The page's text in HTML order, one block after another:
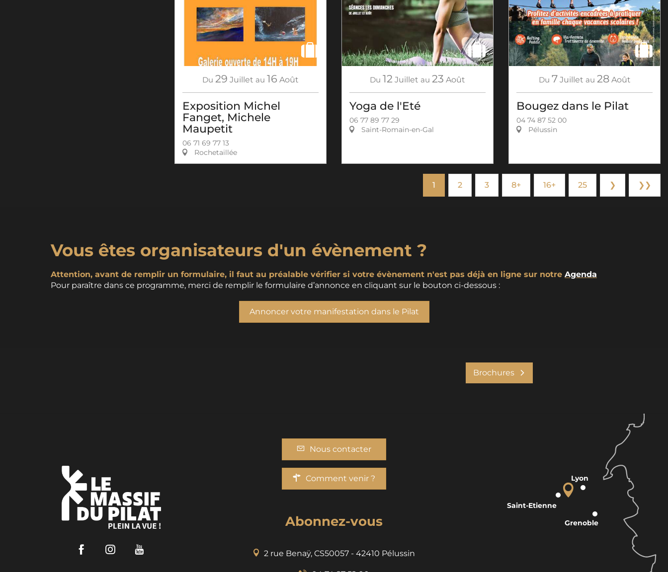
Du 29 Juillet au 16 Août
Exposition Michel
Fanget, Michele
Maupetit
06 71 69 77 13
Rochetaillée
Du 12 Juillet au 23 Août
Yoga de l'Eté
06 77 89 77 29
Saint-Romain-en-Gal
Du 7 Juillet au 28 Août
Bougez dans le Pilat
04 74 87 52 00
Pélussin
1 2 3 8+ 16+ 25 ❯ ❯❯
Vous êtes organisateurs d'un évènement ?
Attention, avant de remplir un formulaire, il faut au préalable vérifier si votre évènement n'est pas déjà en ligne sur notre Agenda
Pour paraître dans ce programme, merci de remplir le formulaire d’annonce en cliquant sur le bouton ci-dessous :
Annoncer votre manifestation dans le Pilat
Brochures
FacebookInstagram
Nous contacter
Comment venir ?
Abonnez-vous
2 rue Benaÿ, CS50057 - 42410 Pélussin
Lyon
Grenoble
Saint-Etienne